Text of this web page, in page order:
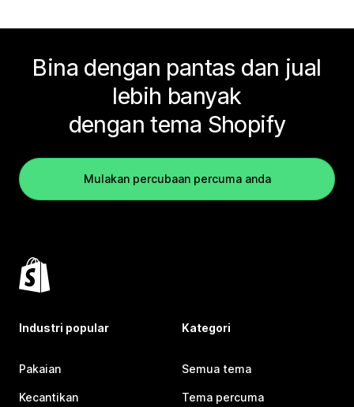
Bina dengan pantas dan jual
lebih banyak
dengan tema Shopify
Mulakan percubaan percuma anda
Industri popular
Pakaian
Kecantikan
Kategori
Semua tema
Tema percuma